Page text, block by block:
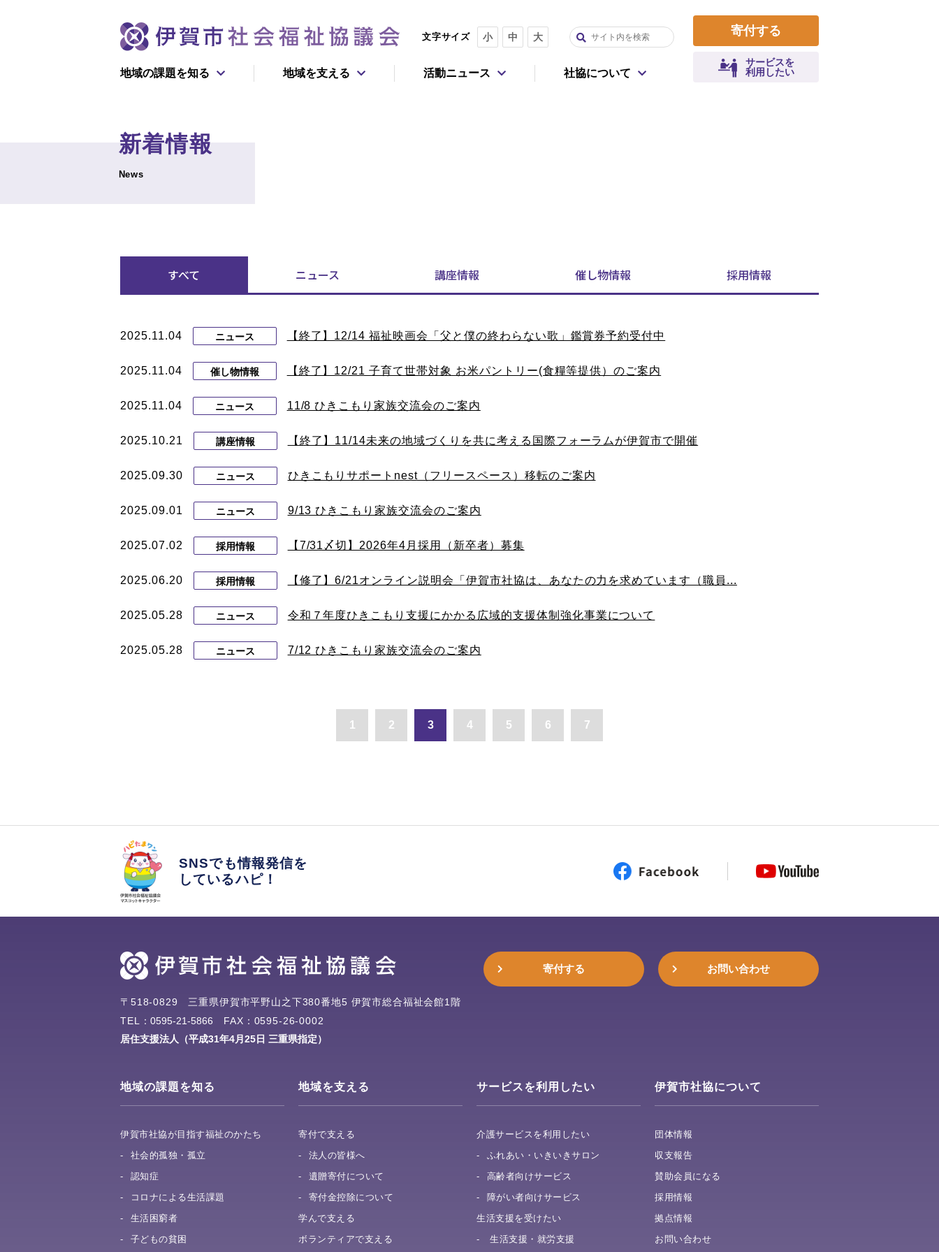
文字サイズ 小 中 大
地域の課題を知る
初めての方へ
福祉のかたち
地域を支える 活動ニュース 社協について
寄付する
サービスを
利用したい
新着情報
News
すべて ニュース 講座情報 催し物情報 採用情報
2025.11.04 ニュース 【終了】12/14 福祉映画会「父と僕の終わらない歌」鑑賞券予約受付中
2025.11.04 催し物情報 【終了】12/21 子育て世帯対象 お米パントリー(食糧等提供）のご案内
2025.11.04 ニュース 11/8 ひきこもり家族交流会のご案内
2025.10.21 講座情報 【終了】11/14未来の地域づくりを共に考える国際フォーラムが伊賀市で開催
2025.09.30 ニュース ひきこもりサポートnest（フリースペース）移転のご案内
2025.09.01 ニュース 9/13 ひきこもり家族交流会のご案内
2025.07.02 採用情報 【7/31〆切】2026年4月採用（新卒者）募集
2025.06.20 採用情報 【修了】6/21オンライン説明会「伊賀市社協は、あなたの力を求めています（職員...
2025.05.28 ニュース 令和７年度ひきこもり支援にかかる広域的支援体制強化事業について
2025.05.28 ニュース 7/12 ひきこもり家族交流会のご案内
1 2 3 4 5 6 7
SNSでも情報発信を
しているハピ！
〒518-0829 三重県伊賀市平野山之下380番地5 伊賀市総合福祉会館1階
TEL：0595-21-5866 FAX：0595-26-0002
居住支援法人（平成31年4月25日 三重県指定）
寄付する お問い合わせ
地域の課題を知る
伊賀市社協が目指す福祉のかたち
社会的孤独・孤立
認知症
コロナによる生活課題
生活困窮者
子どもの貧困
地域を支える
寄付で支える
法人の皆様へ
遺贈寄付について
寄付金控除について
学んで支える
ボランティアで支える
サービスを利用したい
介護サービスを利用したい
ふれあい・いきいきサロン
高齢者向けサービス
障がい者向けサービス
生活支援を受けたい
生活支援・就労支援
伊賀市社協について
団体情報
収支報告
賛助会員になる
採用情報
拠点情報
お問い合わせ